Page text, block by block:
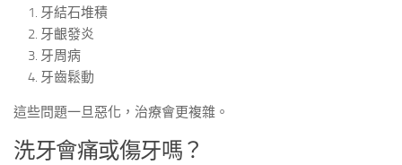
牙結石堆積
牙齦發炎
牙周病
牙齒鬆動
這些問題一旦惡化，治療會更複雜。
洗牙會痛或傷牙嗎？